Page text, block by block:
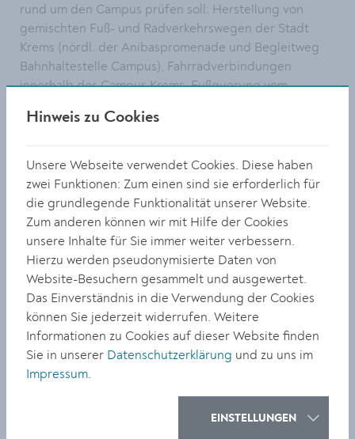
rund um den Campus prüfen soll: Herstellung von
gemischten Fuß- und Radverkehrswegen der Stadt
Krems (nördl. der Anibaspromenade und Begleitweg
Bahnhaltestelle Campus), Fahrradverbindungen
innerhalb des Campus Krems, Fußquerung vom
vom Bahnhof zum Campus, Regelverkehr der Wachau-
und Bahnhof.
Die IMC Fachhochschule Krems ist eine erfolgreiche
kontinuierliche Bildungseinrichtung mit 3100
Studierenden 2023/24 und 330 Beschäftigten. Sie
gehört durch die stetige Weiterentwicklung und durch
ihr Kommunalsteueraufkommen zu den Top
Wirtschaftsbetrieben der Stadt Krems. Deshalb
subventioniert die Stadt Krems in der Höhe von
200.000 Euro die IMC Fachhochschule Krems. Der
Antrag wurde mehrheitlich angenommen. Einstimmig
gewährt der Gemeinderat ebenfalls eine Subvention in
der Höhe von 16.000 Euro an die Wachaumarathon
Hinweis zu Cookies
Unsere Webseite verwendet Cookies. Diese haben
zwei Funktionen: Zum einen sind sie erforderlich für
die grundlegende Funktionalität unserer Website.
Zum anderen können wir mit Hilfe der Cookies
unsere Inhalte für Sie immer weiter verbessern.
Hierzu werden pseudonymisierte Daten von
Website-Besuchern gesammelt und ausgewertet.
Das Einverständnis in die Verwendung der Cookies
können Sie jederzeit widerrufen. Weitere
Informationen zu Cookies auf dieser Website finden
Sie in unserer Datenschutzerklärung und zu uns im
Impressum.
EINSTELLUNGEN